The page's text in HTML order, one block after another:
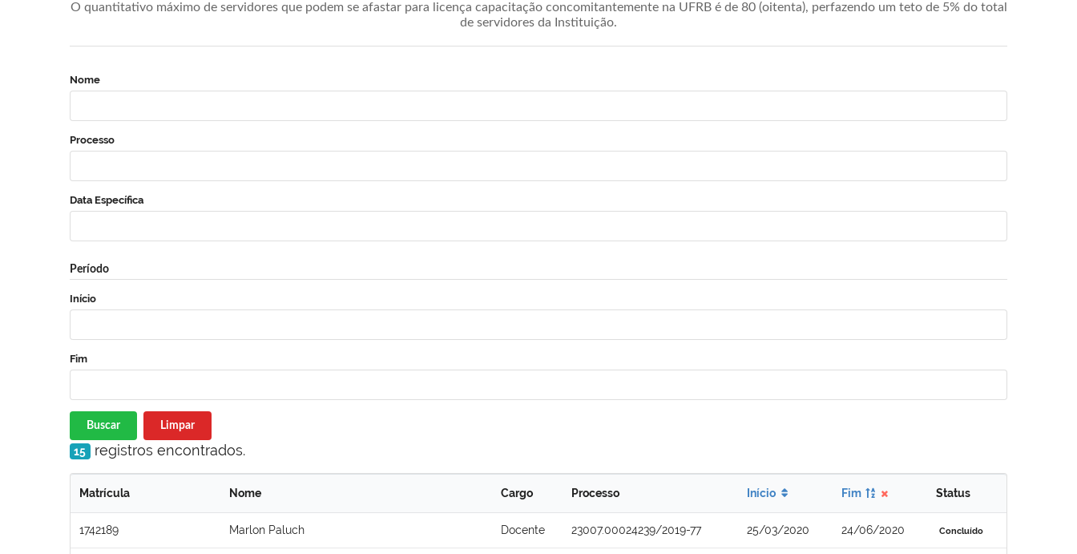
O quantitativo máximo de servidores que podem se afastar para licença capacitação concomitantemente na UFRB é de 80 (oitenta), perfazendo um teto de 5% do total
de servidores da Instituição.
Nome
Processo
Data Específica
Período
Início
Fim
Buscar Limpar
15 registros encontrados.
Matrícula Nome Cargo Processo Início Fim Status
1742189 Marlon Paluch Docente 23007.00024239/2019-77 25/03/2020 24/06/2020 Concluído